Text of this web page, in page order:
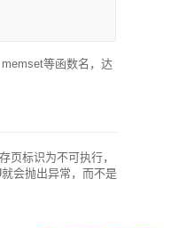
等函数名，达
页标识为不可执行，
会抛出异常，而不是